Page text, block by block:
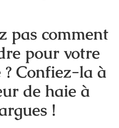
pas comment
pour votre
Confiez-la à
de haie à
!